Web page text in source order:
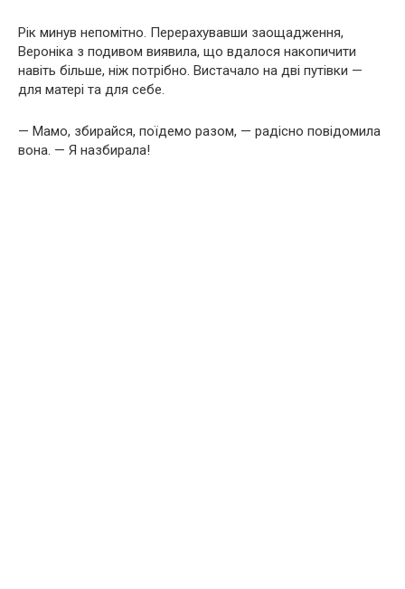
Рік минув непомітно. Перерахувавши заощадження,
Вероніка з подивом виявила, що вдалося накопичити
навіть більше, ніж потрібно. Вистачало на дві путівки —
для матері та для себе.
— Мамо, збирайся, поїдемо разом, — радісно повідомила
вона. — Я назбирала!